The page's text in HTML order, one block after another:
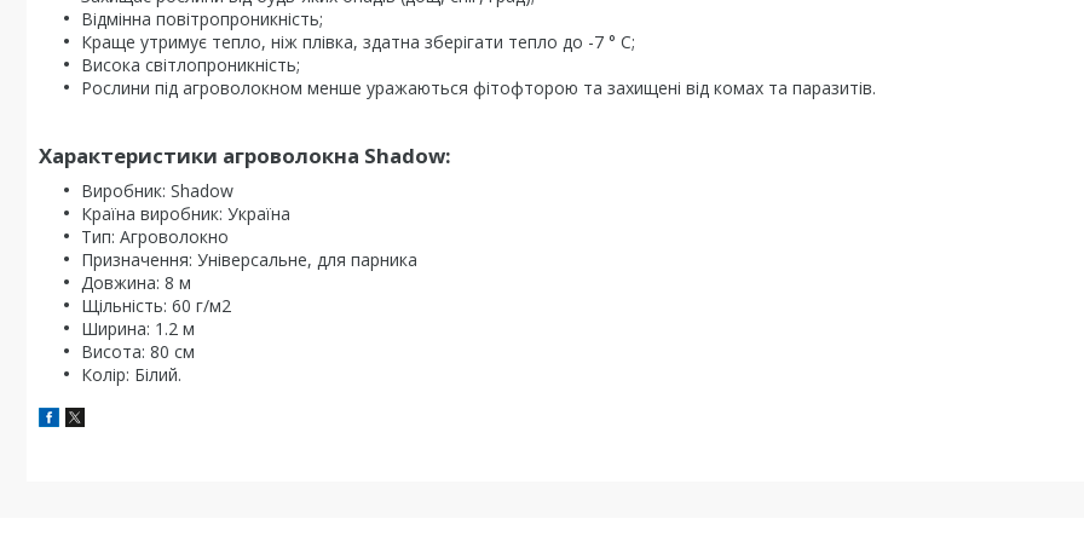
Відмінна повітропроникність;
Краще утримує тепло, ніж плівка, здатна зберігати тепло до -7 ° C;
Висока світлопроникність;
Рослини під агроволокном менше уражаються фітофторою та захищені від комах та паразитів.
Характеристики агроволокна Shadow:
Виробник: Shadow
Країна виробник: Україна
Тип: Агроволокно
Призначення: Універсальне, для парника
Довжина: 8 м
Щільність: 60 г/м2
Ширина: 1.2 м
Висота: 80 см
Колір: Білий.